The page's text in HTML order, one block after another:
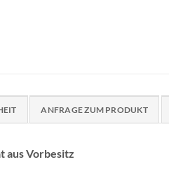
ANFRAGE ZUM PRODUKT
aus Vorbesitz